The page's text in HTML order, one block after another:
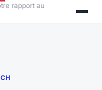
rapport au